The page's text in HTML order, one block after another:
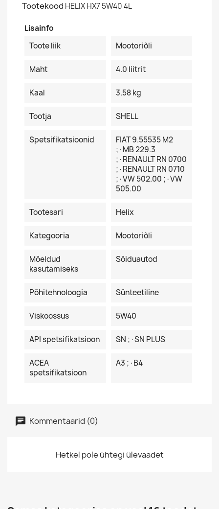
Tootekood HELIX HX7 5W40 4L
Lisainfo
Toote liik
Mootoriõli
Maht 4.0 liitrit
Kaal 3.58 kg
Tootja SHELL
Spetsifikatsioonid
FIAT 9.55535 M2
;·MB 229.3
;·RENAULT RN 0700
;·RENAULT RN 0710
;·VW 502.00 ;·VW
505.00
Tootesari Helix
Kategooria Mootoriõli
Mõeldud
kasutamiseks
Sõiduautod
Põhitehnoloogia Sünteetiline
Viskoossus 5W40
API spetsifikatsioon SN ;·SN PLUS
ACEA
spetsifikatsioon
A3 ;·B4
Kommentaarid (0)
Hetkel pole ühtegi ülevaadet